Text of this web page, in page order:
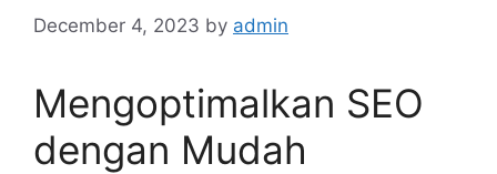
December 4, 2023 by admin
Mengoptimalkan SEO
dengan Mudah